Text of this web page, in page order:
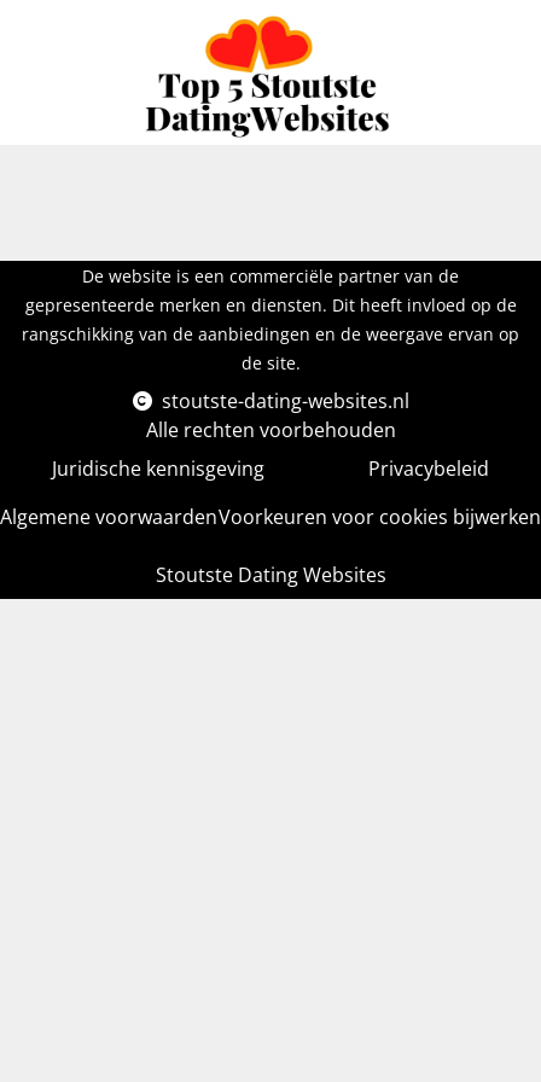
De website is een commerciële partner van de
gepresenteerde merken en diensten. Dit heeft invloed op de
rangschikking van de aanbiedingen en de weergave ervan op
de site.
stoutste-dating-websites.nl
Alle rechten voorbehouden
Juridische kennisgeving
Privacybeleid
Algemene voorwaardenVoorkeuren voor cookies bijwerken
Stoutste Dating Websites